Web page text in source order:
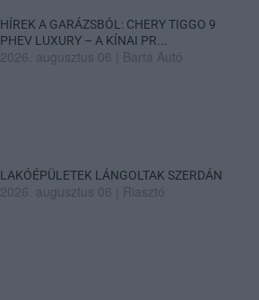
HÍREK A GARÁZSBÓL: CHERY TIGGO 9
PHEV LUXURY – A KÍNAI PR...
2026. augusztus 06 Barta Autó
LAKÓÉPÜLETEK LÁNGOLTAK SZERDÁN
2026. augusztus 06 Riasztó